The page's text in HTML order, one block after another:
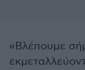
«Βλέπουμε